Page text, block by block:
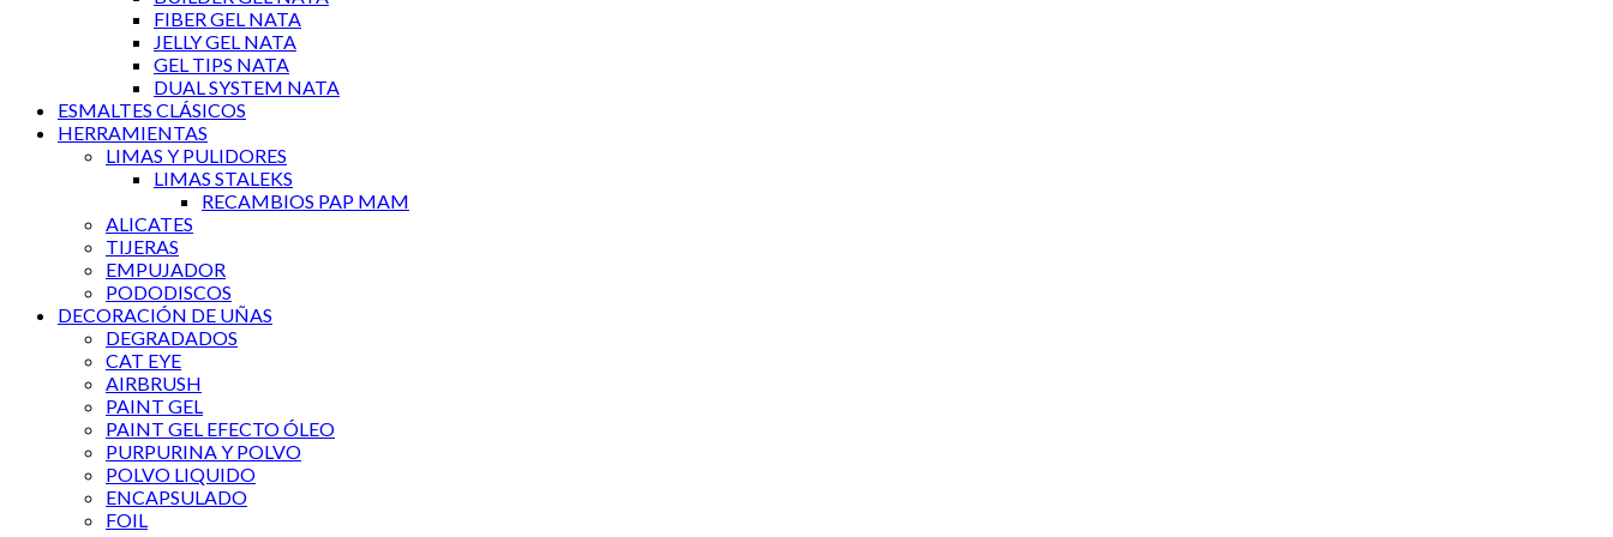
FIBER GEL NATA
JELLY GEL NATA
GEL TIPS NATA
DUAL SYSTEM NATA
ESMALTES CLÁSICOS
HERRAMIENTAS
LIMAS Y PULIDORES
LIMAS STALEKS
RECAMBIOS PAP MAM
ALICATES
TIJERAS
EMPUJADOR
PODODISCOS
DECORACIÓN DE UÑAS
DEGRADADOS
CAT EYE
AIRBRUSH
PAINT GEL
PAINT GEL EFECTO ÓLEO
PURPURINA Y POLVO
POLVO LIQUIDO
ENCAPSULADO
FOIL